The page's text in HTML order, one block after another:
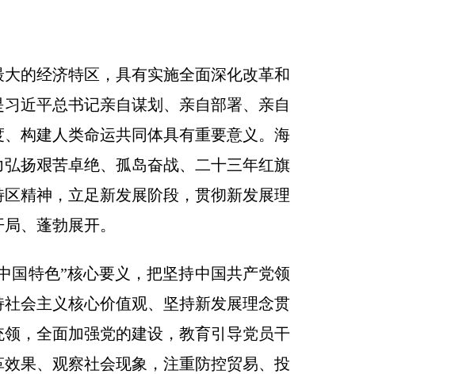
的经济特区，具有实施全面深化改革和
近平总书记亲自谋划、亲自部署、亲自
构建人类命运共同体具有重要意义。海
扬艰苦卓绝、孤岛奋战、二十三年红旗
精神，立足新发展阶段，贯彻新发展理
、蓬勃展开。
国特色”核心要义，把坚持中国共产党领
会主义核心价值观、坚持新发展理念贯
，全面加强党的建设，教育引导党员干
果、观察社会现象，注重防控贸易、投